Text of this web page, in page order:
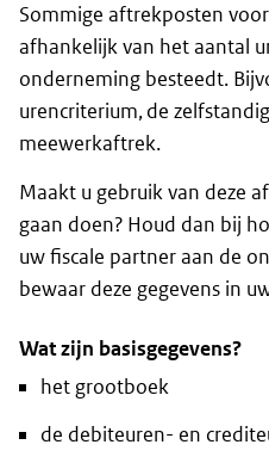
Sommige aftrekposten
afhankelijk van het aantal
onderneming besteedt.
urencriterium, de
meewerkaftrek.
Maakt u gebruik van deze
gaan doen? Houd dan bij
uw fiscale partner aan de
bewaar deze gegevens in
Wat zijn basisgegevens?
het grootboek
de debiteuren- en